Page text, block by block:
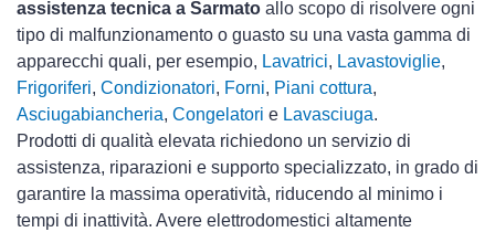
assistenza tecnica a Sarmato allo scopo di risolvere ogni
tipo di malfunzionamento o guasto su una vasta gamma di
apparecchi quali, per esempio, Lavatrici, Lavastoviglie,
Frigoriferi, Condizionatori, Forni, Piani cottura,
Asciugabiancheria, Congelatori e Lavasciuga.
Prodotti di qualità elevata richiedono un servizio di
assistenza, riparazioni e supporto specializzato, in grado di
garantire la massima operatività, riducendo al minimo i
tempi di inattività. Avere elettrodomestici altamente